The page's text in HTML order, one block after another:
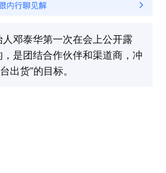
邓泰华第一次在会上公开露
是团结合作伙伴和渠道商，冲
出货”的目标。